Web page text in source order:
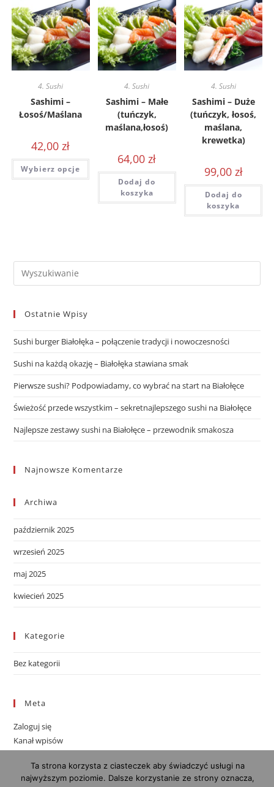
4. Sushi
Sashimi –
Łosoś/Maślana
42,00zł
Wybierz opcje
4. Sushi
Sashimi – Małe
(tuńczyk,
maślana,łosoś)
64,00zł
Dodaj do
koszyka
4. Sushi
Sashimi – Duże
(tuńczyk, łosoś,
maślana,
krewetka)
99,00 zł
Dodaj do
koszyka
Ostatnie Wpisy
Sushi burger Białołęka – połączenie tradycji i nowoczesności
Sushi na każdą okazję – Białołęka stawiana smak
Pierwsze sushi? Podpowiadamy, co wybrać na start na Białołęce
Świeżość przede wszystkim – sekretnajlepszego sushi na Białołęce
Najlepsze zestawy sushi na Białołęce – przewodnik smakosza
Najnowsze Komentarze
Archiwa
październik 2025
wrzesień 2025
maj 2025
kwiecień 2025
Kategorie
Bez kategorii
Meta
Zaloguj się
Kanał wpisów
WordPress.org
Ta strona korzysta z ciasteczek aby świadczyć usługi na
najwyższym poziomie. Dalsze korzystanie ze strony oznacza,